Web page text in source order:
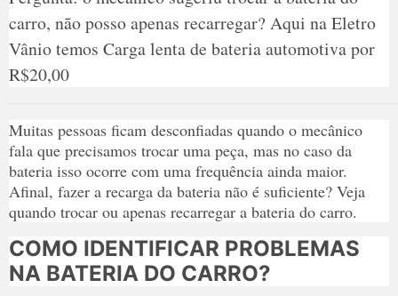
carro, não posso apenas recarregar? Aqui na Eletro
Vânio temos Carga lenta de bateria automotiva por
R$20,00
Muitas pessoas ficam desconfiadas quando o mecânico
fala que precisamos trocar uma peça, mas no caso da
bateria isso ocorre com uma frequência ainda maior.
Afinal, fazer a recarga da bateria não é suficiente? Veja
quando trocar ou apenas recarregar a bateria do carro.
COMO IDENTIFICAR PROBLEMAS
NA BATERIA DO CARRO?